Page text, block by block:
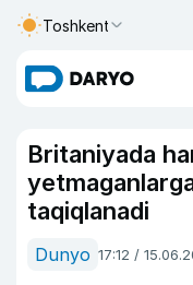
Toshkent
Britaniyada
taqiqlanadi
Dunyo 17:12 /